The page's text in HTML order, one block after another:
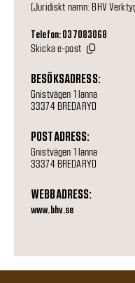
(Juridiskt namn: BHV
Telefon: 037083068
Skicka e-post
BESÖKSADRESS:
Gnistvägen 1 lanna
33374 BREDARYD
POSTADRESS:
Gnistvägen 1 lanna
33374 BREDARYD
WEBBADRESS:
www.bhv.se